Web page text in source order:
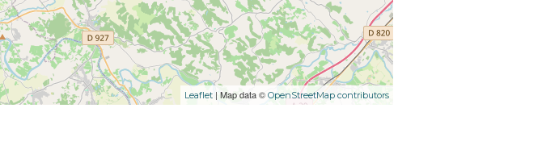
Leaflet | Map data © OpenStreetMap contributors